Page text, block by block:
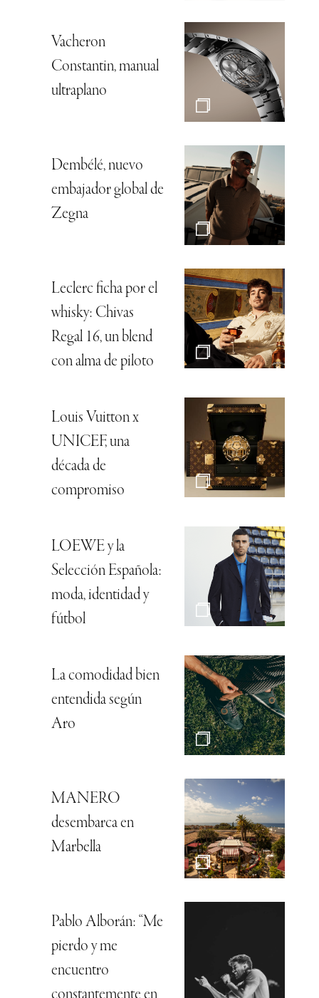
Vacheron
Constantin, manual
ultraplano
Dembélé, nuevo
embajador global de
Zegna
Leclerc ficha por el
whisky: Chivas
Regal 16, un blend
con alma de piloto
Louis Vuitton x
UNICEF, una
década de
compromiso
LOEWE y la
Selección Española:
moda, identidad y
fútbol
La comodidad bien
entendida según
Aro
MANERO
desembarca en
Marbella
Pablo Alborán: “Me
pierdo y me
encuentro